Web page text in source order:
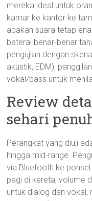
mereka ideal untuk
kamar ke kantor ke
apakah suara tetap
baterai benar-benar
pengujian dengan
akustik, EDM),
vokal/bass untuk
Review
sehari
Perangkat yang diuji
hingga mid-range.
via Bluetooth ke
pagi di kereta, volume
untuk dialog dan vokal,